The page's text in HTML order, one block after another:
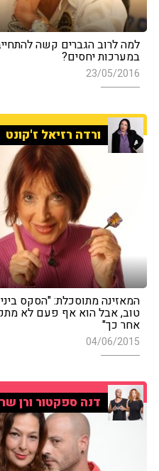
למה לרוב הגברים קשה
במערכות יחסים?
23/05/2016
ורדה רזיאל ז'קונט
המאזינה מתוסכלת: "הסקס
טוב, אבל הוא אף פעם לא
אחר כך"
04/06/2015
דנה ספקטור ורן